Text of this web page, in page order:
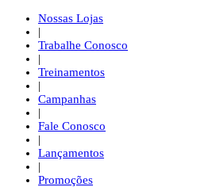
Nossas Lojas
|
Trabalhe Conosco
|
Treinamentos
|
Campanhas
|
Fale Conosco
|
Lançamentos
|
Promoções